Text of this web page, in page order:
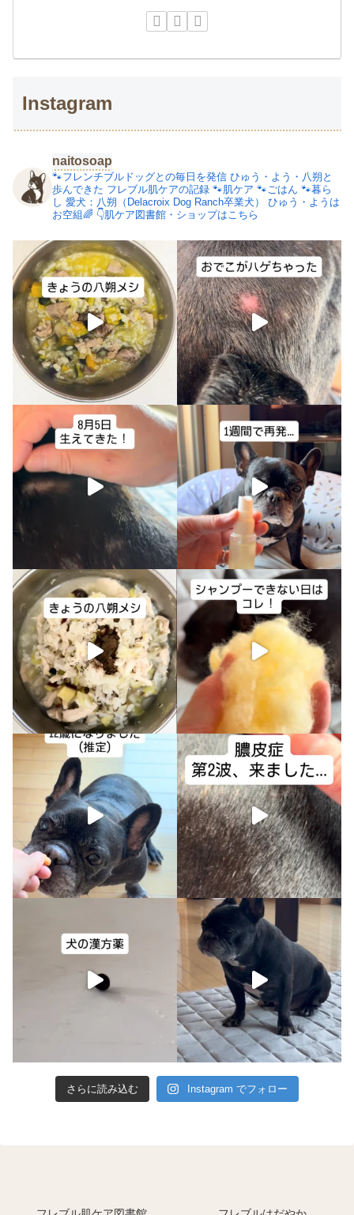
Instagram
naitosoap
🐾フレンチブルドッグとの毎日を発信 ひゅう・よう・八朔と
歩んできた フレブル肌ケアの記録 🐾肌ケア 🐾ごはん 🐾暮ら
し 愛犬：八朔（Delacroix Dog Ranch卒業犬）
ひゅう・ようは
お空組🌈 👇肌ケア図書館・ショップはこちら
さらに読み込む Instagram でフォロー